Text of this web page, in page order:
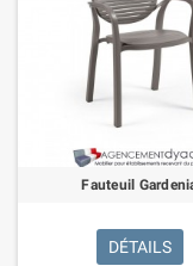
Fauteuil
DÉTAILS